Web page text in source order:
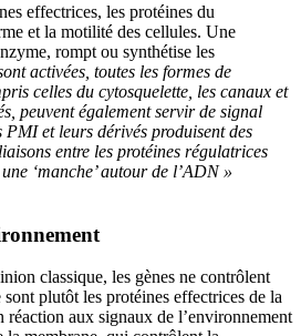
effectrices, les protéines du
et la motilité des cellules. Une
rompt ou synthétise les
activées, toutes les formes de
celles du cytosquelette, les canaux et
peuvent également servir de signal
PMI et leurs dérivés produisent des
entre les protéines régulatrices
‘manche’ autour de l’ADN »
classique, les gènes ne contrôlent
plutôt les protéines effectrices de la
réaction aux signaux de l’environnement